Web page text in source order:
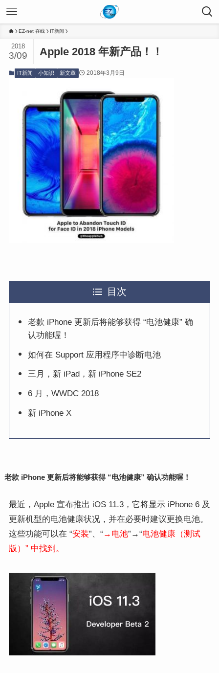
EZ-net 在线 IT新闻
Apple 2018 年新产品！！
2018
3/09
IT新闻 小知识 新文章 2018年3月9日
目次
老款 iPhone 更新后将能够获得 “电池健康” 确
认功能喔！
如何在 Support 应用程序中诊断电池
三月，新 iPad，新 iPhone SE2
6 月，WWDC 2018
新 iPhone X
老款 iPhone 更新后将能够获得 “电池健康” 确认功能喔！
最近，Apple 宣布推出 iOS 11.3，它将显示 iPhone 6 及
更新机型的电池健康状况，并在必要时建议更换电池。
这些功能可以在 “安装”、“ →电池”→“电池健康（测试
版）” 中找到。